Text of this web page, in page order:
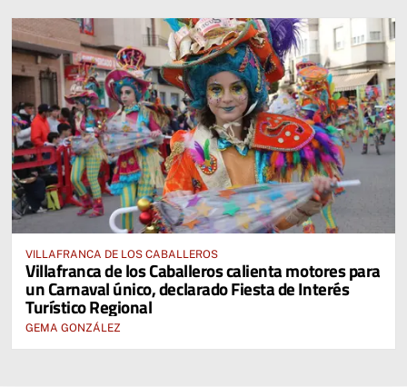
VILLAFRANCA DE LOS CABALLEROS
Villafranca de los Caballeros calienta motores para
un Carnaval único, declarado Fiesta de Interés
Turístico Regional
GEMA GONZÁLEZ